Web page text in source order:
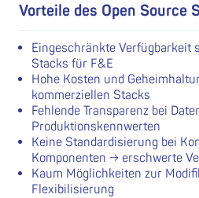
Vorteile des Open Source
Eingeschränkte Verfügbarkeit
Stacks für F&E
Hohe Kosten und
kommerziellen Stacks
Fehlende Transparenz bei
Produktionskennwerten
Keine Standardisierung bei
Komponenten → erschwerte
Kaum Möglichkeiten zur
Flexibilisierung